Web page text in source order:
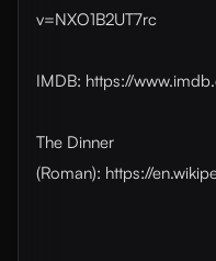
v=NXO1B2UT7rc
IMDB: https://
The Dinner
(Roman): https://